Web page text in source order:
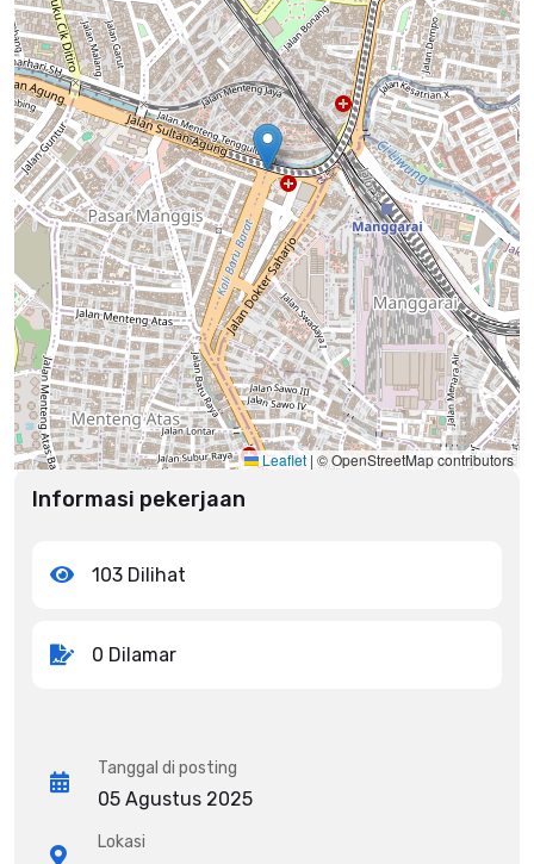
Leaflet | © OpenStreetMap contributors
Informasi pekerjaan
103 Dilihat
0 Dilamar
Tanggal di posting
05 Agustus 2025
Lokasi